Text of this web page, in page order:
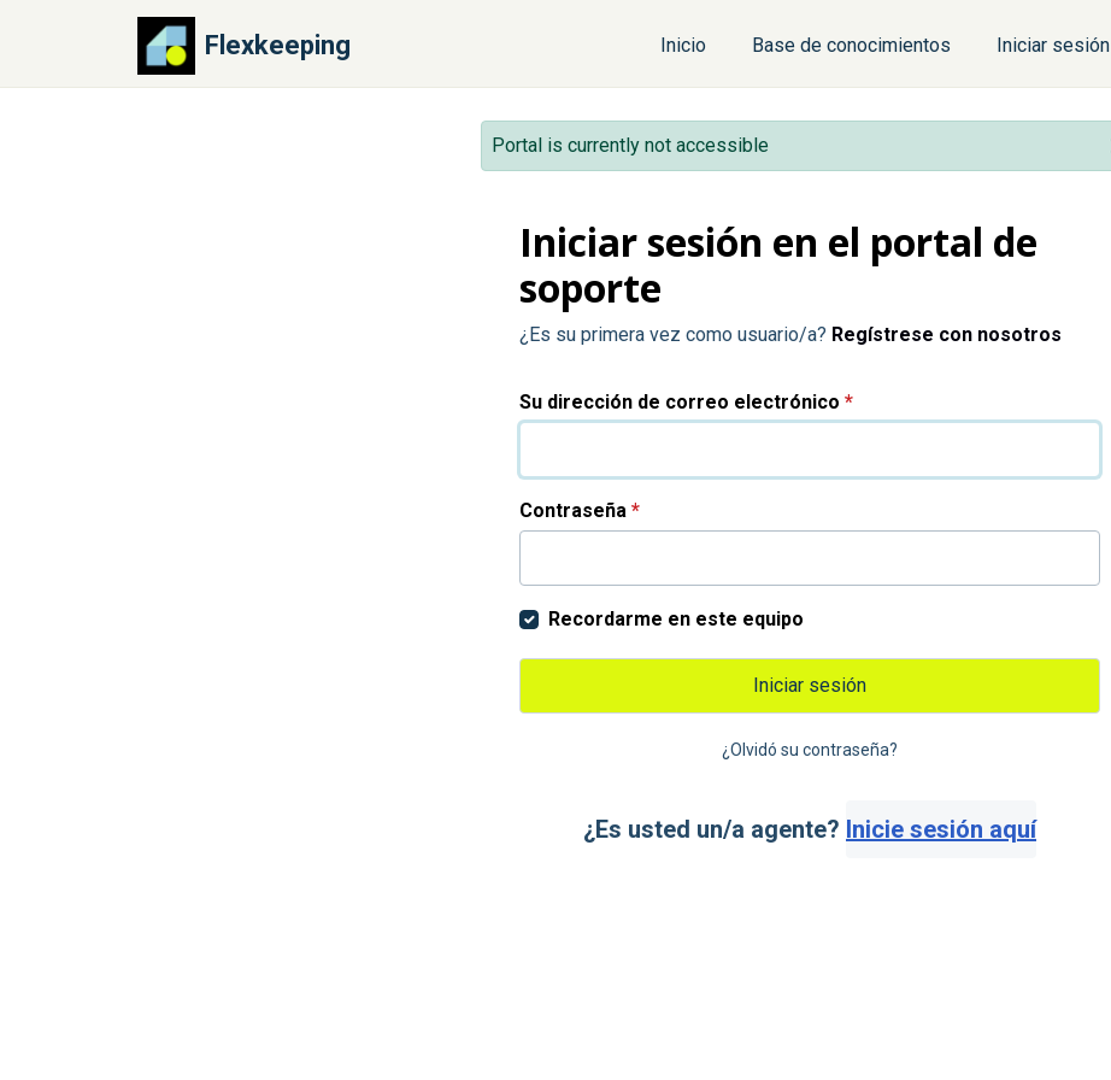
Flexkeeping Inicio Base de conocimientos Iniciar sesión
Portal is currently not accessible
Iniciar sesión en el portal de
soporte
¿Es su primera vez como usuario/a? Regístrese con nosotros
Su dirección de correo electrónico *
Contraseña *
Recordarme en este equipo
Iniciar sesión
¿Olvidó su contraseña?
¿Es usted un/a agente? Inicie sesión aquí